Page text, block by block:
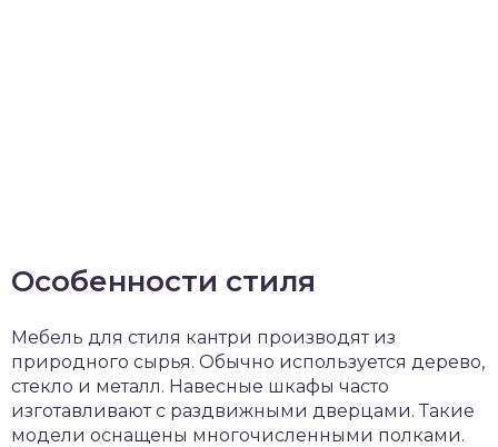
Особенности стиля
Мебель для стиля кантри производят из
природного сырья. Обычно используется дерево,
стекло и металл. Навесные шкафы часто
изготавливают с раздвижными дверцами. Такие
модели оснащены многочисленными полками.